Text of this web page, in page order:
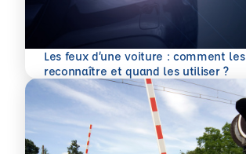
Les feux d’une voiture : comment les
reconnaître et quand les utiliser ?
En savoir plus